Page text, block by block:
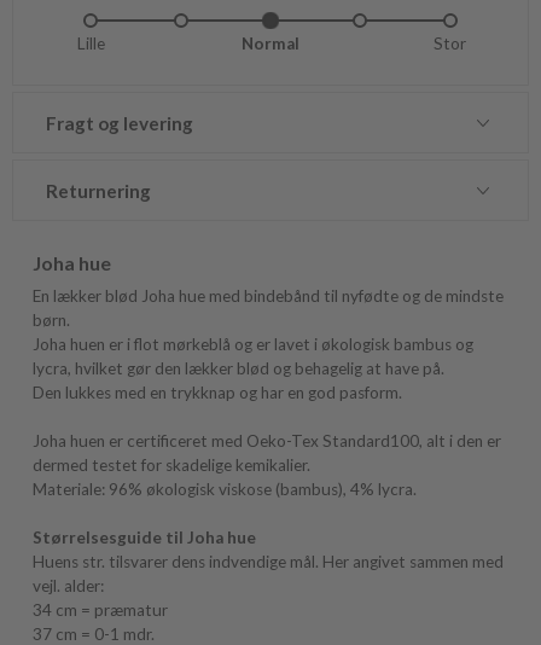
Lille Normal Stor
Fragt og levering
Returnering
Joha hue
En lækker blød Joha hue med bindebånd til nyfødte og de mindste
børn.
Joha huen er i flot mørkeblå og er lavet i økologisk bambus og
lycra, hvilket gør den lækker blød og behagelig at have på.
Den lukkes med en trykknap og har en god pasform.
Joha huen er certificeret med Oeko-Tex Standard100, alt i den er
dermed testet for skadelige kemikalier.
Materiale: 96% økologisk viskose (bambus), 4% lycra.
Størrelsesguide til Joha hue
Huens str. tilsvarer dens indvendige mål. Her angivet sammen med
vejl. alder:
34 cm = præmatur
37 cm = 0-1 mdr.